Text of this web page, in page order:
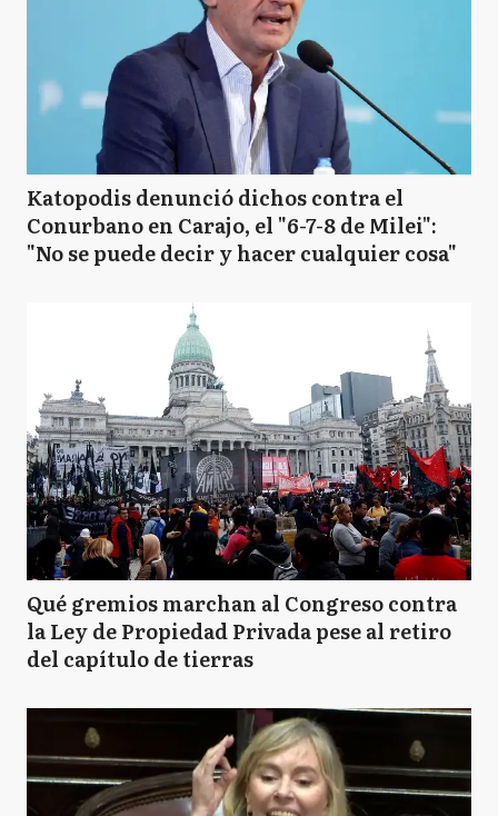
Katopodis denunció dichos contra el
Conurbano en Carajo, el "6-7-8 de Milei":
"No se puede decir y hacer cualquier cosa"
Qué gremios marchan al Congreso contra
la Ley de Propiedad Privada pese al retiro
del capítulo de tierras